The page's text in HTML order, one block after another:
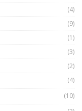
chiến | Phổ cập
(4)
(9)
(1)
(3)
(2)
(4)
(10)